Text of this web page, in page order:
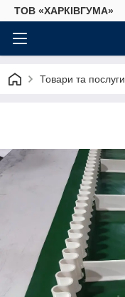
ТОВ «ХАРКІВГУМА»
Товари та послуги